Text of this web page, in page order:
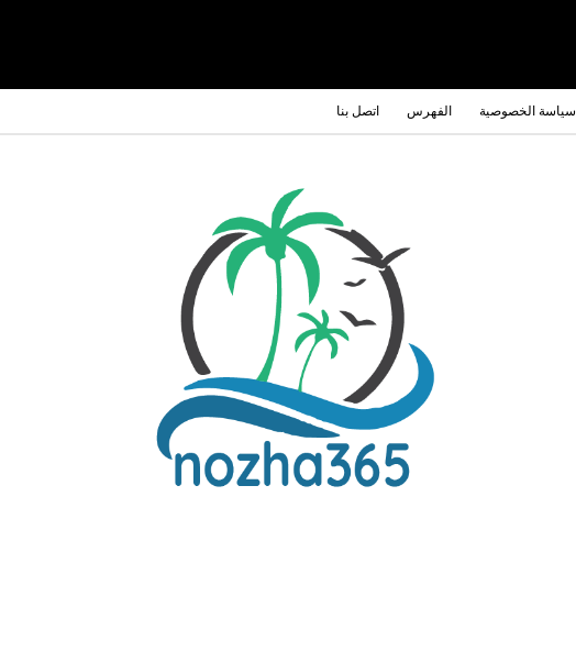
سياسة الخصوصية الفهرس اتصل بنا